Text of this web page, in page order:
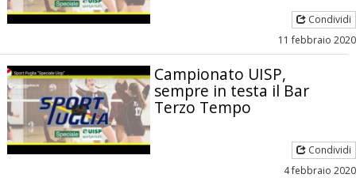
Condividi
11 febbraio 2020
Campionato UISP,
sempre in testa il Bar
Terzo Tempo
Condividi
4 febbraio 2020